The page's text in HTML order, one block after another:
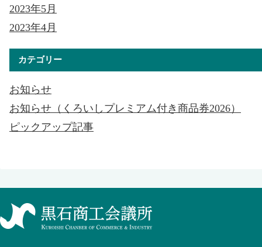
2023年5月
2023年4月
カテゴリー
お知らせ
お知らせ（くろいしプレミアム付き商品券2026）
ピックアップ記事